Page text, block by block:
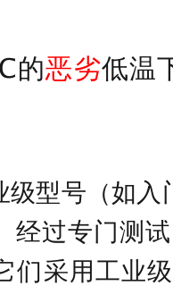
的恶劣低温
级型号（如
经过专门测
们采用工业